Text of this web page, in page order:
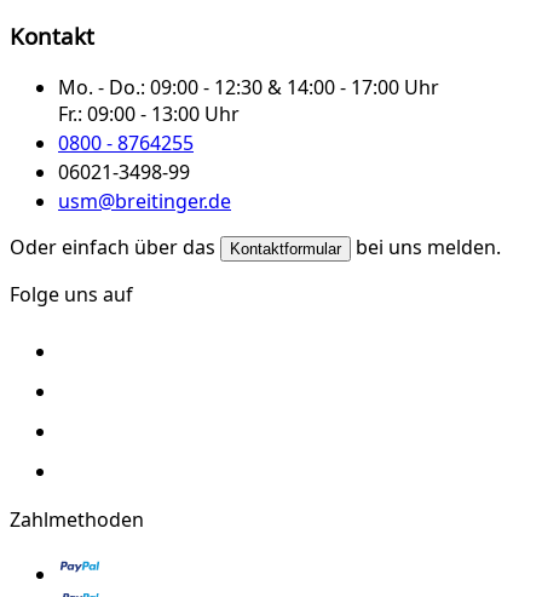
Kontakt
Mo. - Do.: 09:00 - 12:30 & 14:00 - 17:00 Uhr
Fr.: 09:00 - 13:00 Uhr
0800 - 8764255
06021-3498-99
usm@breitinger.de
Oder einfach über das
Kontaktformular
bei uns melden.
Folge uns auf
Zahlmethoden